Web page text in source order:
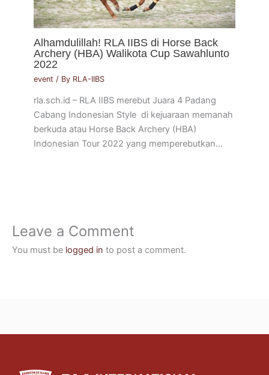
Alhamdulillah! RLA IIBS di Horse Back
Archery (HBA) Walikota Cup Sawahlunto
2022
event / By RLA-IIBS
rla.sch.id – RLA IIBS merebut Juara 4 Padang
Cabang Indonesian Style di kejuaraan memanah
berkuda atau Horse Back Archery (HBA)
Indonesian Tour 2022 yang memperebutkan…
Leave a Comment
You must be logged in to post a comment.